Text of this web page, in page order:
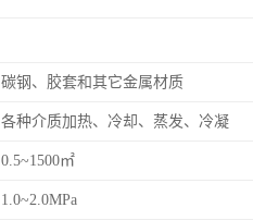
碳钢、胶套和其它金属材质
各种介质加热、冷却、蒸发、冷凝
0.5~1500㎡
1.0~2.0MPa